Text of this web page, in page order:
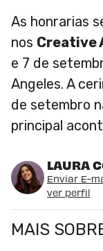
As honrarias
nos Creative
e 7 de
Angeles. A
de setembro
principal
LAURA
Enviar E-
ver perfil
MAIS